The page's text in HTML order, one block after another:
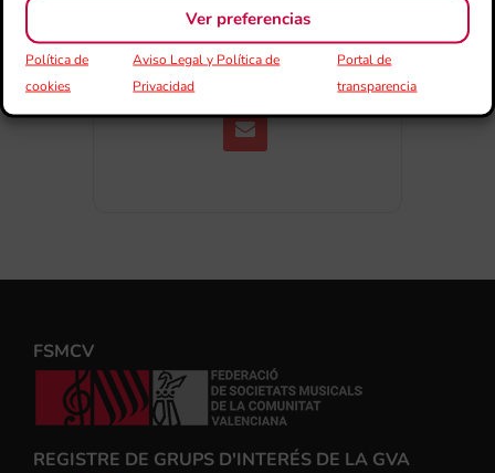
Ver preferencias
Política de
cookies
Aviso Legal y Política de
Privacidad
Portal de
transparencia
FSMCV
REGISTRE DE GRUPS D'INTERÉS DE LA GVA